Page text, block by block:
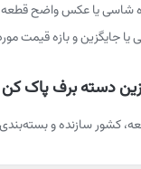
شاسی یا عکس واضح قطعه
جایگزین و بازه قیمت
دسته برف پاک کن
کشور سازنده و